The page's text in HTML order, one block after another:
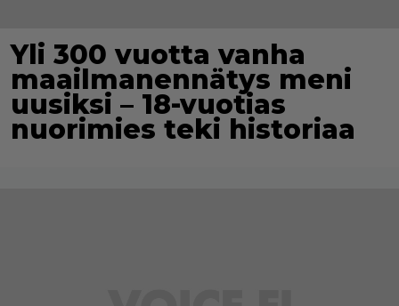
Yli 300 vuotta vanha
maailmanennätys meni
uusiksi – 18-vuotias
nuorimies teki historiaa